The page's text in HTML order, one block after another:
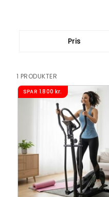
Pris
1 PRODUKTER
SPAR 1.800 kr.